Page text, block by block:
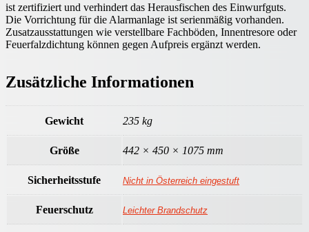
ist zertifiziert und verhindert das Herausfischen des Einwurfguts.
Die Vorrichtung für die Alarmanlage ist serienmäßig vorhanden.
Zusatzausstattungen wie verstellbare Fachböden, Innentresore oder
Feuerfalzdichtung können gegen Aufpreis ergänzt werden.
Zusätzliche Informationen
Gewicht 235 kg
Größe 442 × 450 × 1075 mm
Sicherheitsstufe Nicht in Österreich eingestuft
Feuerschutz Leichter Brandschutz